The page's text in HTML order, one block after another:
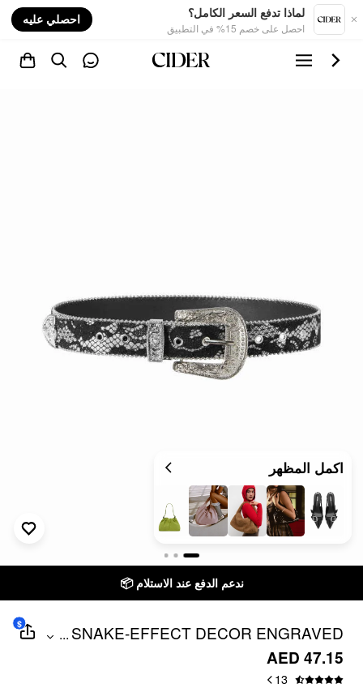
لماذا تدفع السعر الكامل؟
احصل على خصم 15% في التطبيق
احصلي عليه
اكمل المظهر
ندعم الدفع عند الاستلام 📦
SNAKE-EFFECT DECOR ENGRAVED
BUCKLE BELT
...
AED 47.15
13
$